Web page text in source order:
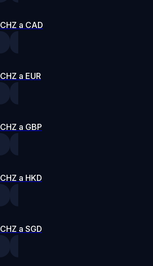
CHZ a CAD
CHZ a EUR
CHZ a GBP
CHZ a HKD
CHZ a SGD